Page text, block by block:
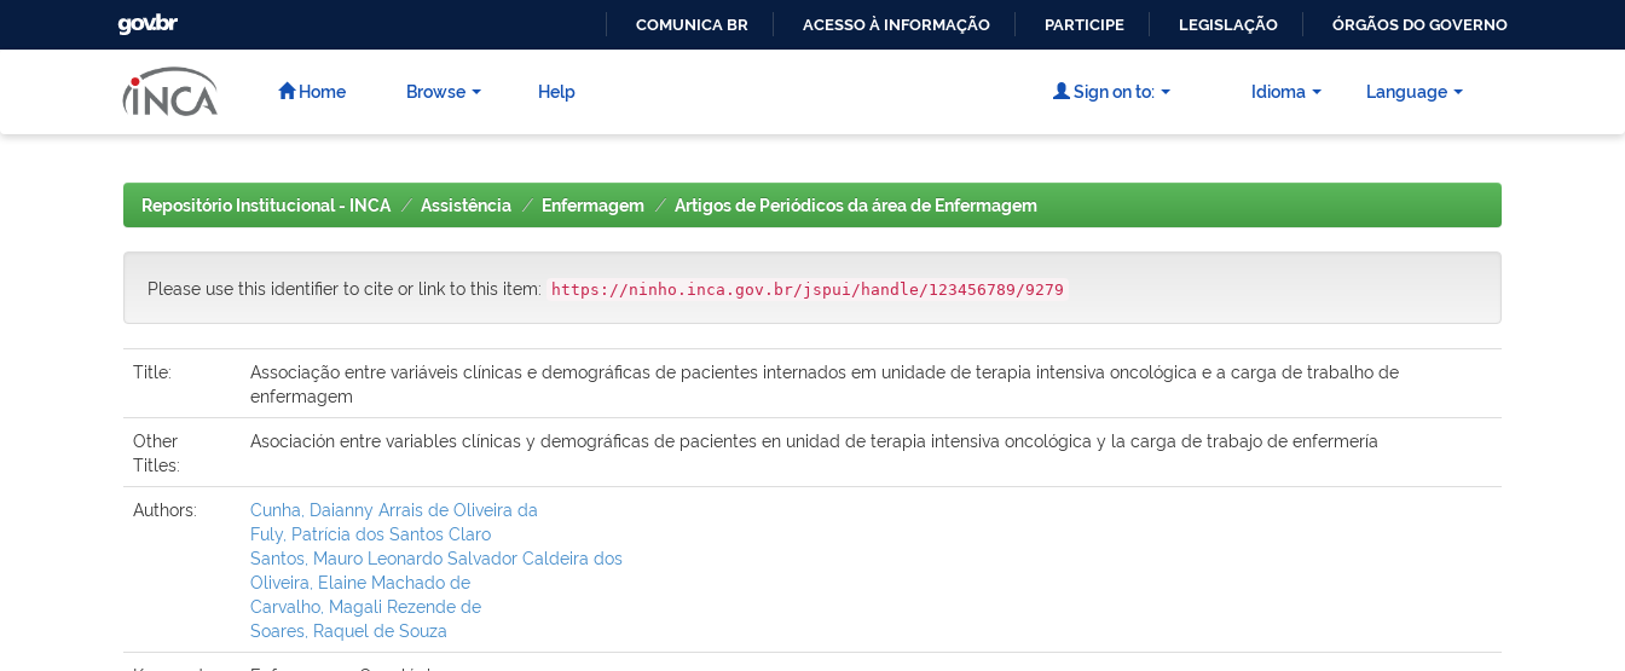
CONTEÚDO
GOVBR
COMUNICA BR ACESSO À INFORMAÇÃO PARTICIPE LEGISLAÇÃO ÓRGÃOS DO GOVERNO
Home Browse Help Language
Sign on to: Idioma
Repositório Institucional - INCA Assistência Enfermagem Artigos de Periódicos da área de Enfermagem
Please use this identifier to cite or link to this item: https://ninho.inca.gov.br/jspui/handle/123456789/9279
Title:
Associação entre variáveis clínicas e demográficas de pacientes internados em unidade de terapia intensiva oncológica e a carga de trabalho de
enfermagem
Other
Titles:
Asociación entre variables clínicas y demográficas de pacientes en unidad de terapia intensiva oncológica y la carga de trabajo de enfermería
Authors:
Cunha, Daianny Arrais de Oliveira da
Fuly, Patrícia dos Santos Claro
Santos, Mauro Leonardo Salvador Caldeira dos
Oliveira, Elaine Machado de
Carvalho, Magali Rezende de
Soares, Raquel de Souza